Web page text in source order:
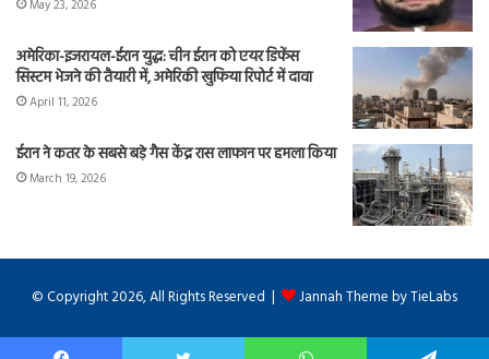
May 23, 2026
अमेरिका-इजरायल-ईरान युद्ध: चीन ईरान को एयर डिफेंस
सिस्टम भेजने की तैयारी में, अमेरिकी खुफिया रिपोर्ट में दावा
April 11, 2026
ईरान ने कतर के सबसे बड़े गैस केंद्र रास लाफान पर हमला किया
March 19, 2026
© Copyright 2026, All Rights Reserved | Jannah Theme by TieLabs